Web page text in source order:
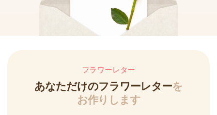
フラワーレター
あなただけのフラワーレターを
お作りします